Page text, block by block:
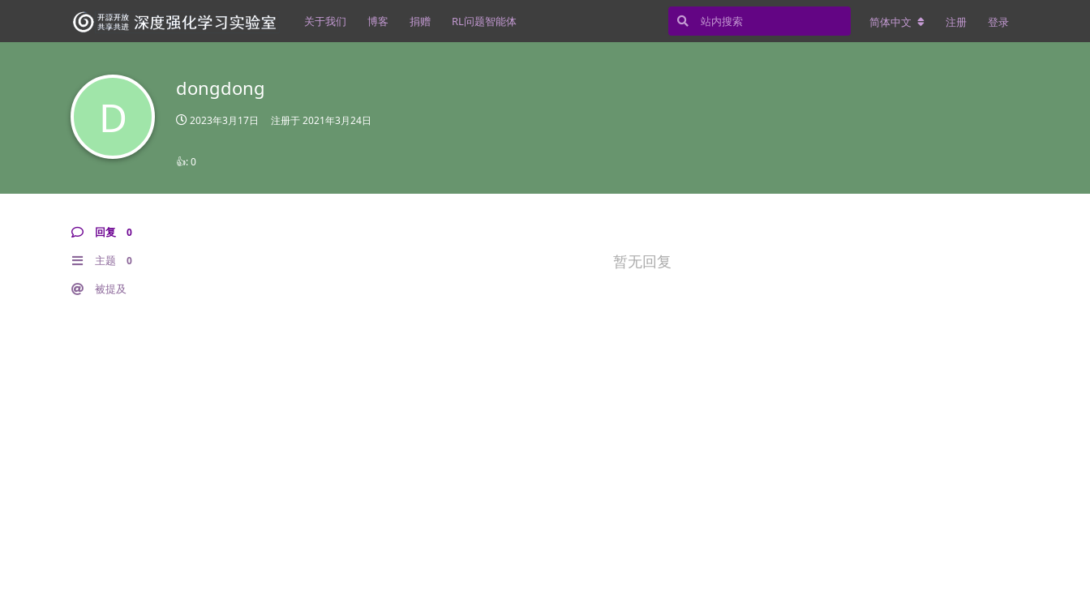
关于我们 博客 捐赠 RL问题智能体 简体中文 注册 登录
D
dongdong
2023年3月17日 注册于2021年3月24日
👍:0
回复 0
主题 0
被提及
暂无回复